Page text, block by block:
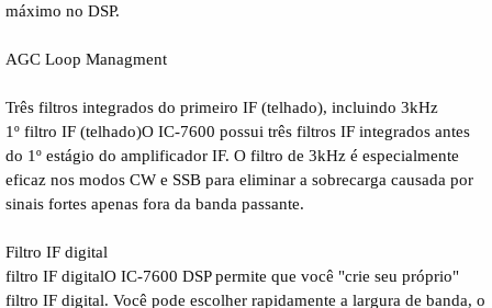
máximo no DSP.
AGC Loop Managment
Três filtros integrados do primeiro IF (telhado), incluindo 3kHz
1º filtro IF (telhado)O IC-7600 possui três filtros IF integrados antes
do 1º estágio do amplificador IF. O filtro de 3kHz é especialmente
eficaz nos modos CW e SSB para eliminar a sobrecarga causada por
sinais fortes apenas fora da banda passante.
Filtro IF digital
filtro IF digitalO IC-7600 DSP permite que você "crie seu próprio"
filtro IF digital. Você pode escolher rapidamente a largura de banda, o